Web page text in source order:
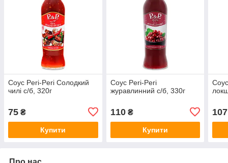
Соус Peri-Peri Солодкий
чилі с/б, 320г
75 ₴
Купити
Соус Peri-Peri
журавлинний с/б, 330г
110₴
Купити
107